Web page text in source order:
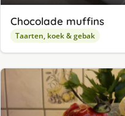
Chocolade muffins
Taarten, koek & gebak